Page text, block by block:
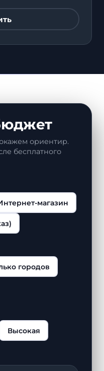
ориентир.
бесплатного
магазин
городов
Высокая